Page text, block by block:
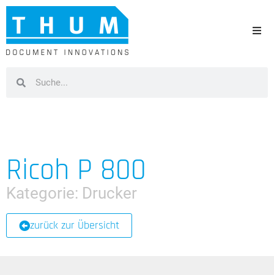
Ricoh P 800
Kategorie: Drucker
zurück zur Übersicht